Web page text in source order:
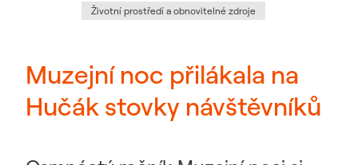
Životní prostředí a obnovitelné zdroje
Muzejní noc přilákala na
Hučák stovky návštěvníků